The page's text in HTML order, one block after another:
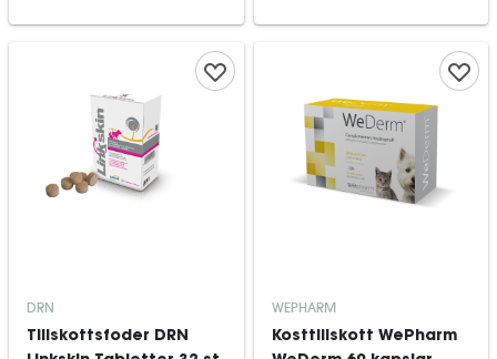
DRN
Tillskottsfoder DRN
WEPHARM
Kosttillskott WePharm